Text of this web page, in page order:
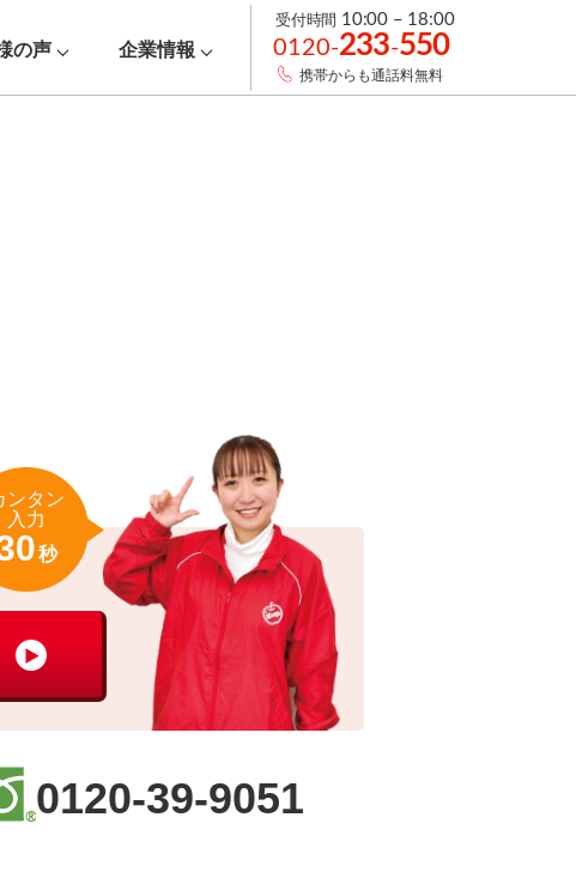
の声 企業情報
受付時間 10:00 – 18:00
0120-233-550
携帯からも通話料無料
ンタン
入力
秒
0120-39-9051